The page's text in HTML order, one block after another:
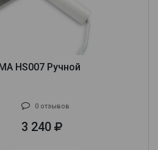
HS007 Ручной
0 отзывов
3 240